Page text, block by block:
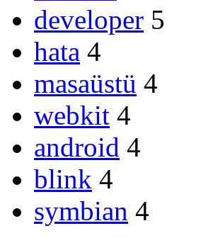
developer 5
hata 4
masaüstü 4
webkit 4
android 4
blink 4
symbian 4